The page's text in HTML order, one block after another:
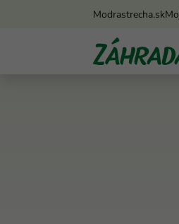
Modrastrecha.sk